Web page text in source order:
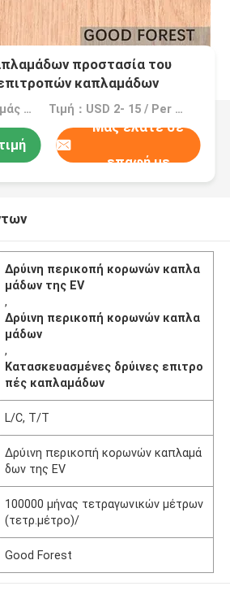
προστασία του
καπλαμάδων
περικοπή δρύινη
MOQ：1M3 (καπλαμάς =2000 τετρ.μέτρο 0.5mm) Τιμή：USD 2- 15 / Per Square Meter (M2)
Μας ελάτε σε
επαφή με
Δρύινη περικοπή κορωνών καπλα
μάδων της EV
,
Δρύινη περικοπή κορωνών καπλα
μάδων
,
Κατασκευασμένες δρύινες επιτρο
πές καπλαμάδων
L/C, T/T
Δρύινη περικοπή κορωνών καπλαμά
δων της EV
100000 μήνας τετραγωνικών μέτρων
(τετρ.μέτρο)/
Good Forest